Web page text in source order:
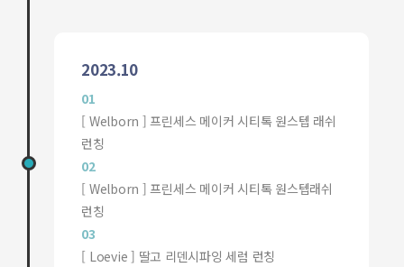
2023.10
01
[ Welborn ] 프린세스 메이커 시티톡 원스텝 래쉬
런칭
02
[ Welborn ] 프린세스 메이커 시티톡 원스텝래쉬
런칭
03
[ Loevie ] 딸고 리덴시파잉 세럼 런칭